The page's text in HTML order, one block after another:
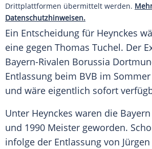
Drittplattformen übermittelt werden.
Datenschutzhinweisen.
Ein Entscheidung für Heynckes
eine gegen Thomas Tuchel. Der
Bayern-Rivalen Borussia
Entlassung beim BVB im
und wäre eigentlich sofort
Unter Heynckes waren die Bayern
und 1990 Meister geworden.
infolge der Entlassung von